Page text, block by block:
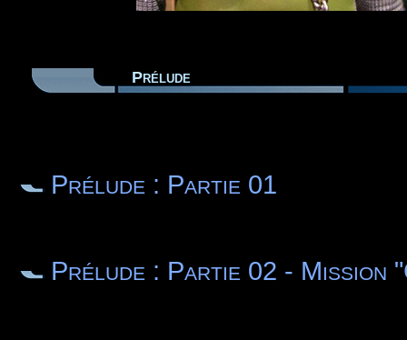
Prélude
Prélude : Partie 01
Prélude : Partie 02 - Mission